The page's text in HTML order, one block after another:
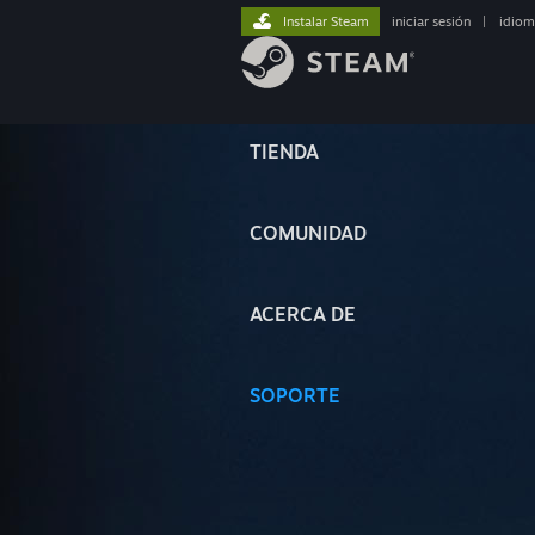
TIENDA
COMUNIDAD
ACERCA DE
SOPORTE
Instalar Steam iniciar sesión